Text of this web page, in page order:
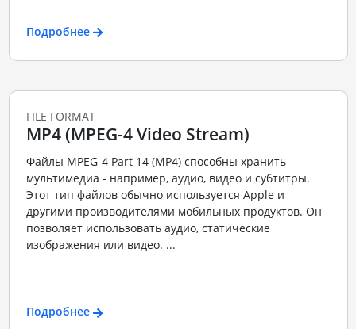
Подробнее
FILE FORMAT
MP4 (MPEG-4 Video Stream)
Файлы MPEG-4 Part 14 (MP4) способны хранить
мультимедиа - например, аудио, видео и субтитры.
Этот тип файлов обычно используется Apple и
другими производителями мобильных продуктов. Он
позволяет использовать аудио, статические
изображения или видео. ...
Подробнее